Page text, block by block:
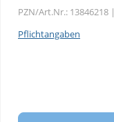
PZN/Art.Nr.: 13846218 |
Pflichtangaben